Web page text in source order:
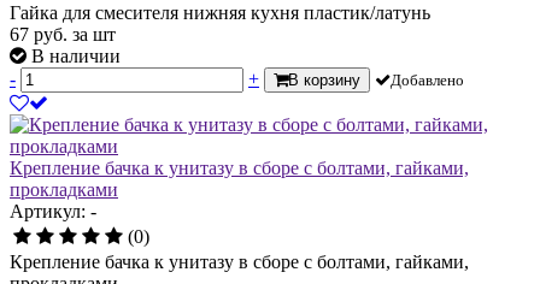
Гайка для смесителя нижняя кухня пластик/латунь
67 руб. за шт
В наличии
-
+ В корзину Добавлено
Крепление бачка к унитазу в сборе с болтами, гайками,
прокладками
Артикул: -
(0)
Крепление бачка к унитазу в сборе с болтами, гайками,